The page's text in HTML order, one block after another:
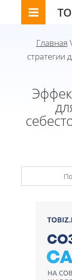
Главная \
стратегии